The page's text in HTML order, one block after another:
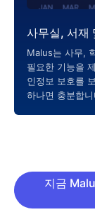
사무실, 서재
Malus는 사무,
필요한 기능을
인정보 보호를
하나면 충분합
지금